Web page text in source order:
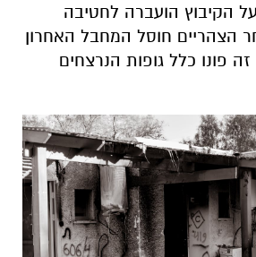
הקיבוץ הועברה לחטיבה
הצהריים חוסל המחבל האחרון
פונו כלל גופות הנרצחים